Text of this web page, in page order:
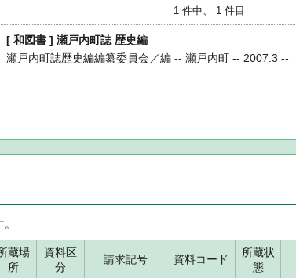
1 件中、 1 件目
[ 和図書 ] 瀬戸内町誌 歴史編
瀬戸内町誌歴史編編纂委員会／編 -- 瀬戸内町 -- 2007.3 --
蔵場
所
資料区
分
請求記号 資料コード
所蔵状
態